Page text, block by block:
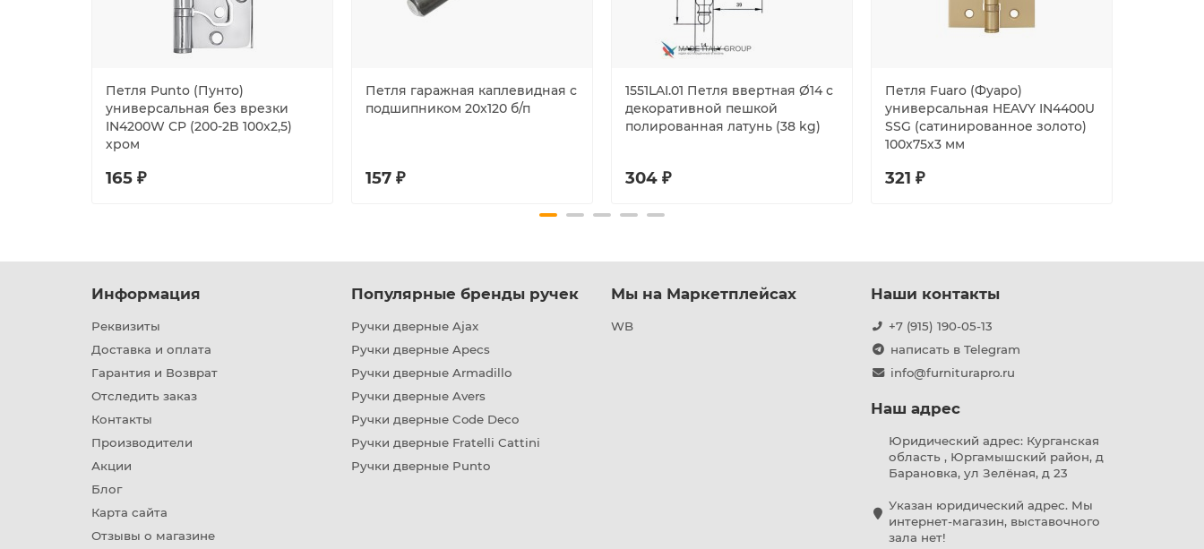
Петля Punto (Пунто)
универсальная без врезки
IN4200W CP (200-2B 100x2,5)
хром
165 ₽
Петля гаражная каплевидная с
подшипником 20x120 б/п
157 ₽
1551LAI.01 Петля ввертная Ø14 с
декоративной пешкой
полированная латунь (38 kg)
304 ₽
Петля Fuaro (Фуаро)
универсальная HEAVY IN4400U
SSG (сатинированное золото)
100х75х3 мм
321 ₽
Информация
Реквизиты
Доставка и оплата
Гарантия и Возврат
Отследить заказ
Контакты
Производители
Акции
Блог
Карта сайта
Отзывы о магазине
Популярные бренды ручек
Ручки дверные Ajax
Ручки дверные Apecs
Ручки дверные Armadillo
Ручки дверные Avers
Ручки дверные Code Deco
Ручки дверные Fratelli Cattini
Ручки дверные Punto
Мы на Маркетплейсах
WB
Наши контакты
+7 (915) 190-05-13
написать в Telegram
info@furniturapro.ru
Наш адрес
Юридический адрес: Курганская
область , Юргамышский район, д
Барановка, ул Зелёная, д 23
Указан юридический адрес. Мы
интернет-магазин, выставочного
зала нет!